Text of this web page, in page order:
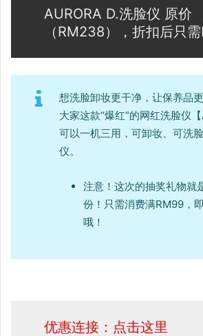
AURORA D.洗脸仪 原价
（RM238），折扣后只需
想洗脸卸妆更干净，让保养品
大家这款“爆红”的网红洗脸仪【
可以一机三用，可卸妆、可洗
仪。
注意！这次的抽奖礼物就
份！只需消费满RM99，
哦！
优惠连接：点击这里